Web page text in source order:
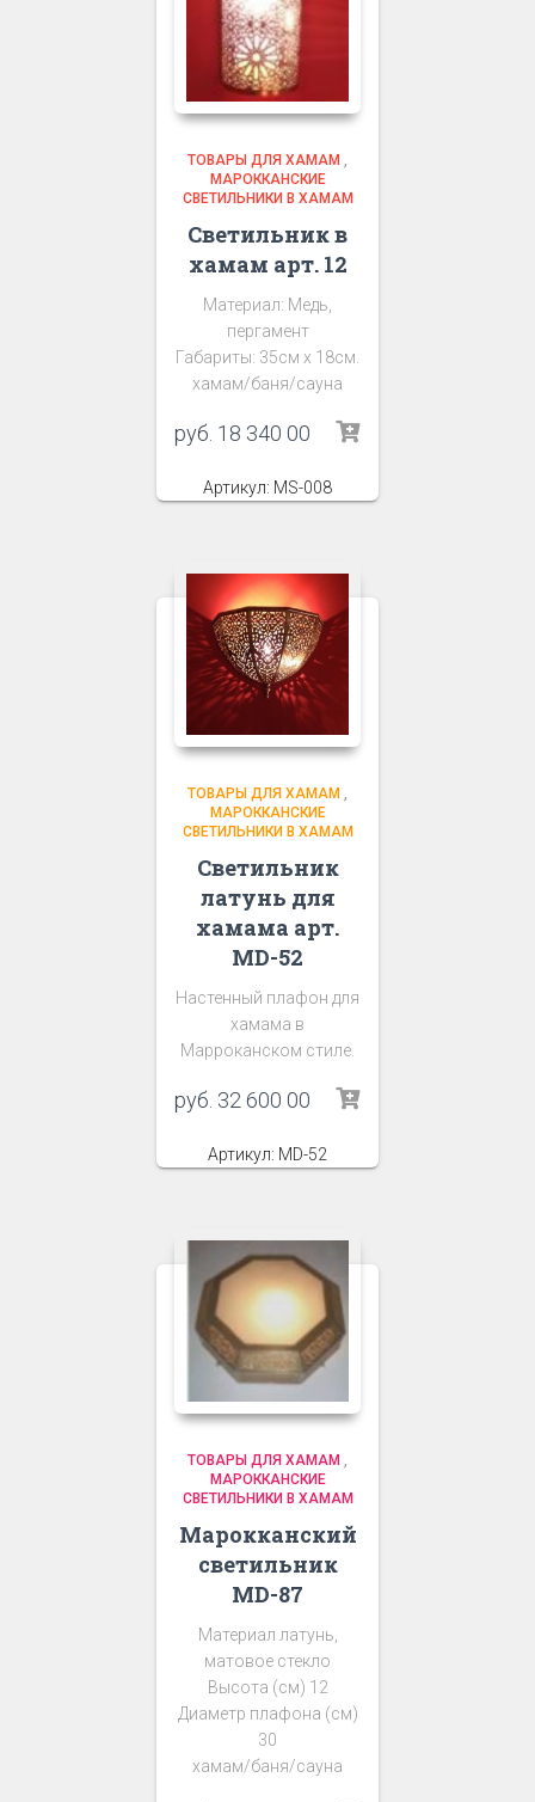
ТОВАРЫ ДЛЯ ХАМАМ ,
МАРОККАНСКИЕ
СВЕТИЛЬНИКИ В ХАМАМ
Светильник в
хамам арт. 12
Материал: Медь,
пергамент
Габариты: 35см х 18см.
хамам/баня/сауна
руб. 18 340 00
Артикул: MS-008
ТОВАРЫ ДЛЯ ХАМАМ ,
МАРОККАНСКИЕ
СВЕТИЛЬНИКИ В ХАМАМ
Светильник
латунь для
хамама арт.
MD-52
Настенный плафон для
хамама в
Марроканском стиле.
руб. 32 600 00
Артикул: MD-52
ТОВАРЫ ДЛЯ ХАМАМ ,
МАРОККАНСКИЕ
СВЕТИЛЬНИКИ В ХАМАМ
Марокканский
светильник
MD-87
Материал латунь,
матовое стекло
Высота (см) 12
Диаметр плафона (см)
30
хамам/баня/сауна